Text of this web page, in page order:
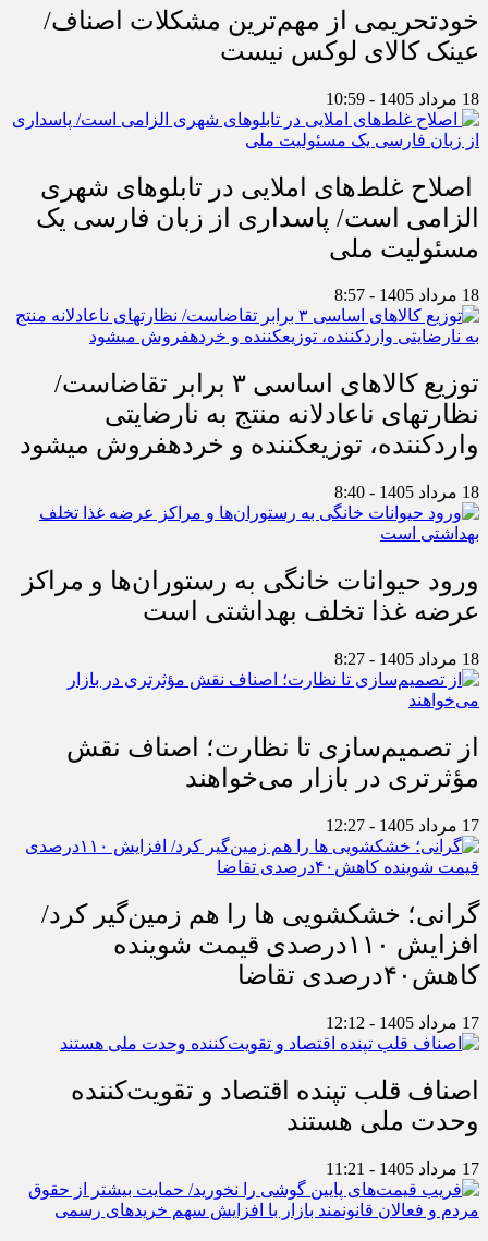
خودتحریمی از مهم‌ترین مشکلات اصناف/
عینک کالای لوکس نیست
18 مرداد 1405 - 10:59
اصلاح غلط‌های املایی در تابلوهای شهری
الزامی است/ پاسداری از زبان فارسی یک
مسئولیت ملی
18 مرداد 1405 - 8:57
توزیع کالاهای اساسی ۳ برابر تقاضاست/
نظارت‎های ناعادلانه منتج به نارضایتی
واردکننده، توزیع‎کننده و خرده‎فروش می‎شود
18 مرداد 1405 - 8:40
ورود حیوانات خانگی به رستوران‌ها و مراکز
عرضه غذا تخلف بهداشتی است
18 مرداد 1405 - 8:27
از تصمیم‌سازی تا نظارت؛ اصناف نقش
مؤثرتری در بازار می‌خواهند
17 مرداد 1405 - 12:27
گرانی؛ خشکشویی‌ ها را هم زمین‌گیر کرد/
افزایش ۱۱۰درصدی قیمت شوینده
کاهش۴۰درصدی تقاضا
17 مرداد 1405 - 12:12
اصناف قلب تپنده اقتصاد و تقویت‌کننده
وحدت ملی هستند
17 مرداد 1405 - 11:21